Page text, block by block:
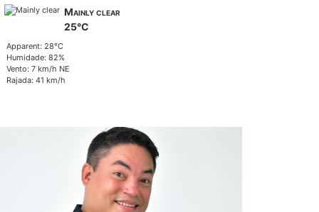
Mainly clear
25°C
Apparent: 28°C
Humidade: 82%
Vento: 7 km/h NE
Rajada: 41 km/h